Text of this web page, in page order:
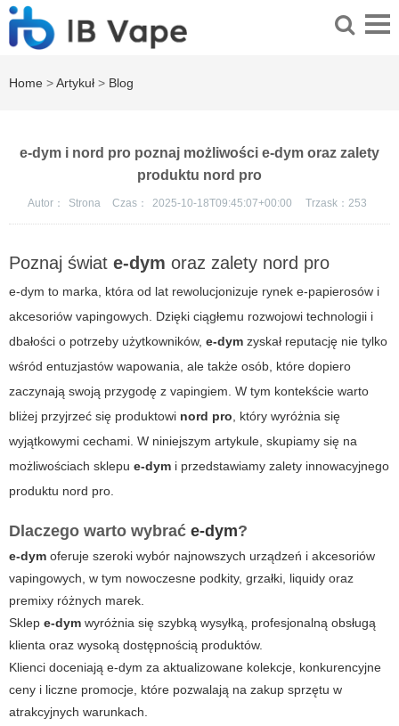
Home >Artykuł > Blog
e-dym i nord pro poznaj możliwości e-dym oraz zalety
produktu nord pro
Autor： Strona Czas： 2025-10-18T09:45:07+00:00 Trzask： 253
Poznaj świat e-dym oraz zalety nord pro
e-dym to marka, która od lat rewolucjonizuje rynek e-papierosów i
akcesoriów vapingowych. Dzięki ciągłemu rozwojowi technologii i
dbałości o potrzeby użytkowników, e-dym zyskał reputację nie tylko
wśród entuzjastów wapowania, ale także osób, które dopiero
zaczynają swoją przygodę z vapingiem. W tym kontekście warto
bliżej przyjrzeć się produktowi nord pro, który wyróżnia się
wyjątkowymi cechami. W niniejszym artykule, skupiamy się na
możliwościach sklepu e-dym i przedstawiamy zalety innowacyjnego
produktu nord pro.
Dlaczego warto wybrać e-dym?
e-dym oferuje szeroki wybór najnowszych urządzeń i akcesoriów
vapingowych, w tym nowoczesne podkity, grzałki, liquidy oraz
premixy różnych marek.
Sklep e-dym wyróżnia się szybką wysyłką, profesjonalną obsługą
klienta oraz wysoką dostępnością produktów.
Klienci doceniają e-dym za aktualizowane kolekcje, konkurencyjne
ceny i liczne promocje, które pozwalają na zakup sprzętu w
atrakcyjnych warunkach.